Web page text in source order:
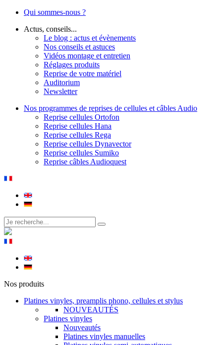
Qui sommes-nous ?
Actus, conseils...
Le blog : actus et évènements
Nos conseils et astuces
Vidéos montage et entretien
Réglages produits
Reprise de votre matériel
Auditorium
Newsletter
Nos programmes de reprises de cellules et câbles Audio
Reprise cellules Ortofon
Reprise cellules Hana
Reprise cellules Rega
Reprise cellules Dynavector
Reprise cellules Sumiko
Reprise câbles Audioquest
Nos produits
Platines vinyles, preamplis phono, cellules et stylus
NOUVEAUTÉS
Platines vinyles
Nouveautés
Platines vinyles manuelles